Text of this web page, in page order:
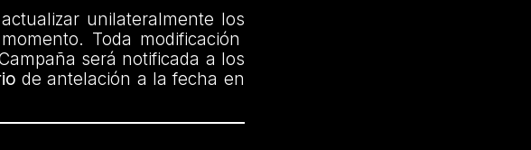
unilateralmente los
Toda modificación
será notificada a los
de antelación a la fecha en